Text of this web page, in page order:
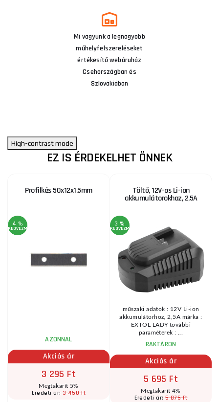
Mi vagyunk a legnagyobb
műhelyfelszereléseket
értékesítő webáruház
Csehországban és
Szlovákiában
High-contrast mode
EZ IS ÉRDEKELHET ÖNNEK
Profilkés 50x12x1,5mm
4 %
KEDVEZMÉNY
AZONNAL
Akciós ár
3 295 Ft
Megtakarít 5%
Eredeti ár:3 450 Ft
Töltő, 12V-os Li-ion
akkumulátorokhoz, 2,5A
3 %
KEDVEZMÉNY
műszaki adatok : 12V Li-ion
akkumulátorhoz, 2,5A márka :
EXTOL LADY további
paraméterek : ...
RAKTÁRON
Akciós ár
5 695 Ft
Megtakarít 4%
Eredeti ár:5 875 Ft